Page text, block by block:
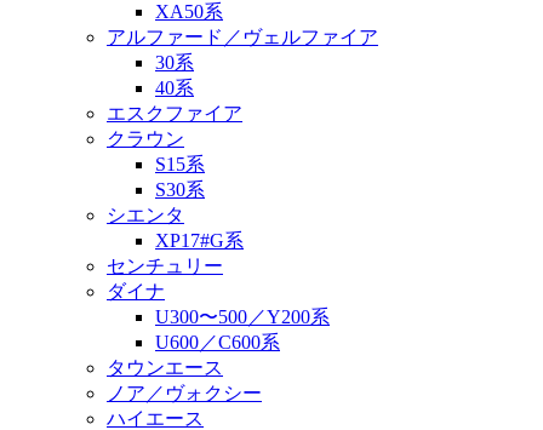
XA50系
アルファード／ヴェルファイア
30系
40系
エスクファイア
クラウン
S15系
S30系
シエンタ
XP17#G系
センチュリー
ダイナ
U300〜500／Y200系
U600／C600系
タウンエース
ノア／ヴォクシー
ハイエース